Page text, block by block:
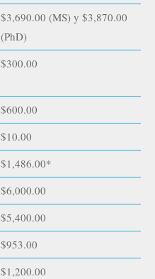
$3,690.00 (MS) y $3,870.00
(PhD)
$300.00
$600.00
$10.00
$1,486.00*
$6,000.00
$5,400.00
$953.00
$1,200.00